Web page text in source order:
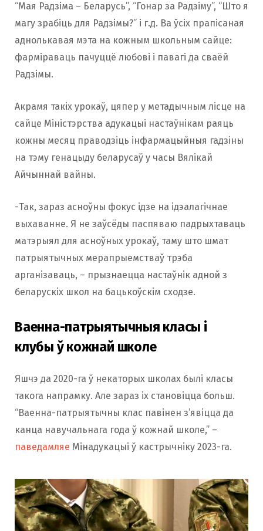
“Мая Радзіма – Беларусь”, “Гонар за Радзіму”, “Што я
магу зрабіць для Радзімы?” і г.д. Ва ўсіх прапісаная
аднолькавая мэта на кожным школьным сайце:
фарміраваць пачуццё любові і павагі да сваёй
Радзімы.
Акрамя такіх урокаў, цяпер у метадычным лісце на
сайце Міністэрства адукацыі настаўнікам раяць
кожны месяц праводзіць інфармацыйныя гадзіны
на тэму генацыду беларусаў у часы Вялікай
Айчыннай вайны.
-Так, зараз асноўны фокус ідзе на ідэалагічнае
выхаванне. Я не заўсёды паспяваю падрыхтаваць
матэрыял для асноўных урокаў, таму што шмат
патрыятычных мерапрыемстваў трэба
арганізаваць, – прызнаецца настаўнік адной з
беларускіх школ на бацькоўскім сходзе.
Ваенна-патрыятычныя класы і
клубы ў кожнай школе
Яшчэ да 2020-га ў некаторых школах былі класы
такога напрамку. Але зараз іх становіцца больш.
“Ваенна-патрыятычны клас павінен з’явіцца да
канца навучальнага года ў кожнай школе,” –
паведамляе Мінадукацыі ў кастрычніку 2023-га.